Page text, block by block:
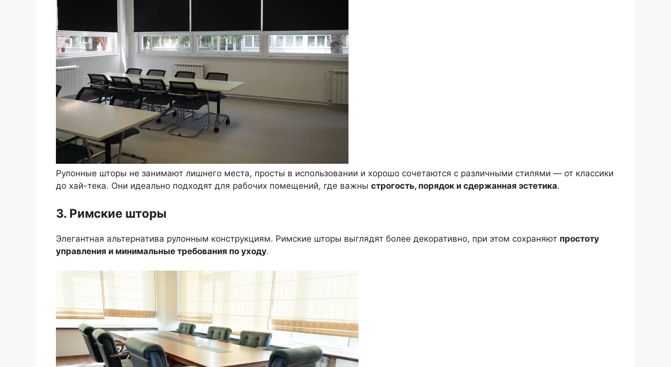
Рулонные шторы не занимают лишнего места, просты в использовании и хорошо сочетаются с различными стилями — от классики
до хай-тека. Они идеально подходят для рабочих помещений, где важны строгость, порядок и сдержанная эстетика.
3. Римские шторы
Элегантная альтернатива рулонным конструкциям. Римские шторы выглядят более декоративно, при этом сохраняют простоту
управления и минимальные требования по уходу.